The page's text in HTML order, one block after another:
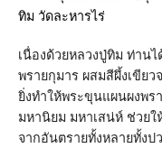
เนื่องด้วยหลวงปู่ทิม ท่าน
พรายกุมาร ผสมสีผึ้งเขีย
ยิ่งทำให้พระขุนแผนผงพ
มหานิยม มหาเสน่ห์ ช่วย
จากอันตรายทั้งหลายทั้งป